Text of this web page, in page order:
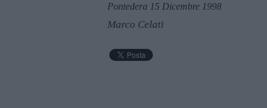
Pontedera 15 Dicembre 1998
Marco Celati